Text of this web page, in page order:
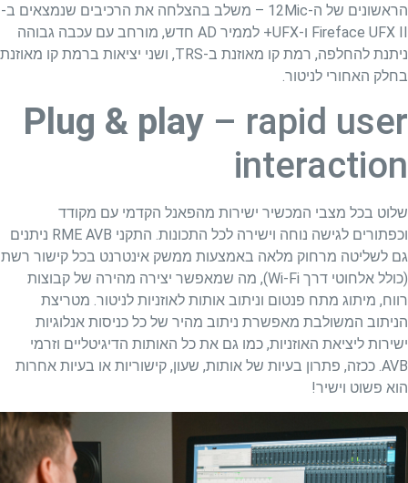
הראשונים של ה-12Mic – משלב בהצלחה את הרכיבים שנמצאים ב-
Fireface UFX II ו-UFX+ לממיר AD חדש, מורחב עם עכבה גבוהה
ניתנת להחלפה, רמת קו מאוזנת ב-TRS, ושני יציאות ברמת קו מאוזנת
בחלק האחורי לניטור.
Plug & play – rapid user
interaction
שלוט בכל מצבי המכשיר ישירות מהפאנל הקדמי עם מקודד
וכפתורים לגישה נוחה וישירה לכל התכונות. התקני RME AVB ניתנים
גם לשליטה מרחוק מלאה באמצעות ממשק אינטרנט בכל קישור רשת
(כולל אלחוטי דרך Wi-Fi), מה שמאפשר יצירה מהירה של קבוצות
רווח, מיתוג מתח פנטום וניתוב אותות לאוזניות לניטור. מטריצת
הניתוב המשולבת מאפשרת ניתוב מהיר של כל כניסות אנלוגיות
ישירות ליציאת האוזניות, כמו גם את כל האותות הדיגיטליים וזרמי
AVB. ככזה, פתרון בעיות של אותות, שעון, קישוריות או בעיות אחרות
הוא פשוט וישיר!